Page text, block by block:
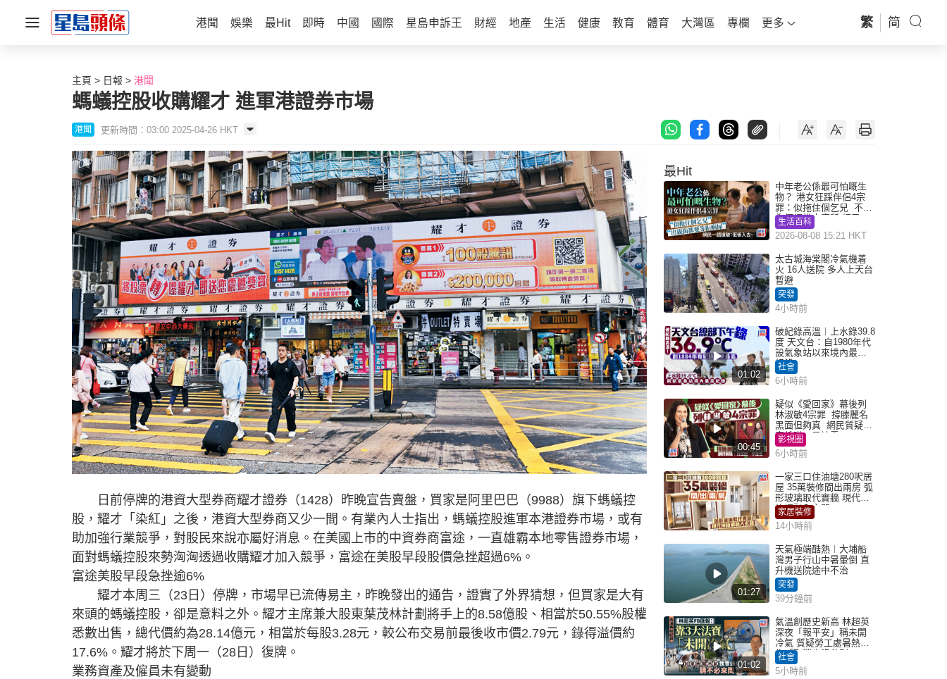
港聞 娛樂 最Hit 即時 中國 國際 星島申訴王 財經 地產 生活 健康 教育 體育 大灣區 專欄 更多 繁 简
主頁 日報 港聞
螞蟻控股收購耀才 進軍港證券市場
港聞 更新時間：03:00 2025-04-26 HKT
日前停牌的港資大型券商耀才證券（1428）昨晚宣告賣盤，買家是阿里巴巴（9988）旗下螞蟻控
股，耀才「染紅」之後，港資大型券商又少一間。有業內人士指出，螞蟻控股進軍本港證券市場，或有
助加強行業競爭，對股民來說亦屬好消息。在美國上市的中資券商富途，一直雄霸本地零售證券市場，
面對螞蟻控股來勢洶洶透過收購耀才加入競爭，富途在美股早段股價急挫超過6%。
富途美股早段急挫逾6%
耀才本周三（23日）停牌，市場早已流傳易主，昨晚發出的通告，證實了外界猜想，但買家是大有
來頭的螞蟻控股，卻是意料之外。耀才主席兼大股東葉茂林計劃將手上的8.58億股、相當於50.55%股權
悉數出售，總代價約為28.14億元，相當於每股3.28元，較公布交易前最後收市價2.79元，錄得溢價約
17.6%。耀才將於下周一（28日）復牌。
業務資產及僱員未有變動
最Hit
中年老公係最可怕嘅生
物？ 港女狂踩伴侶4宗
罪：似拖住個乞兒 不解
為何經常去廁所 網民一
語道破
生活百科
2026-08-08 15:21 HKT
太古城海棠閣冷氣機着
火 16人送院 多人上天台
暫避
突發
4小時前
01:02
破紀錄高溫︱上水錄39.8
度 天文台：自1980年代
設氣象站以來境內最高
紀錄
社會
6小時前
00:45
疑似《愛回家》幕後列
林淑敏4宗罪 撐滕麗名
黑面但夠真 網民質疑：
真係咁一早被雪
影視圈
6小時前
一家三口住油塘280呎居
屋 35萬裝修間出兩房 弧
形玻璃取代實牆 現代神
枱櫃融入玄關
家居裝修
14小時前
01:27
天氣極端酷熱︱大埔船
灣男子行山中暑暈倒 直
升機送院途中不治
突發
39分鐘前
01:02
氣溫創歷史新高 林超英
深夜「報平安」稱未開
冷氣 質疑勞工處暑熱警
告「取消也沒分別」
社會
5小時前